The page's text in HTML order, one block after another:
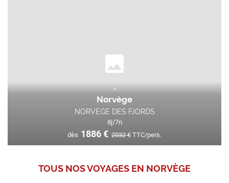
Norvège
NORVEGE DES FJORDS
8j/7n
dès 1886€ 2032€ TTC/pers.
Le voyage incontournable de la destination !
TOUS NOS VOYAGES EN NORVÈGE